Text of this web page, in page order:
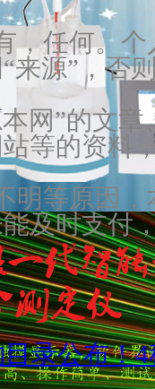
，任何。
来源”，否
网”的文
等的资料
明等原因
及时支付
录公布！